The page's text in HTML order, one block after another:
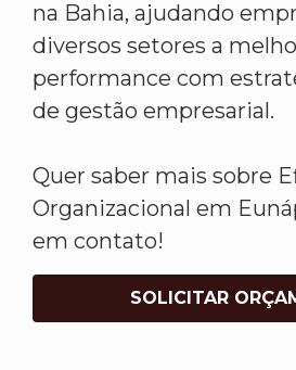
na Bahia, ajudando
diversos setores a
performance com
de gestão empresarial.
Quer saber mais sobre
Organizacional em
em contato!
SOLICITAR